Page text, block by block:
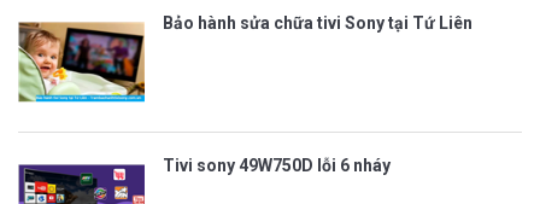
Bảo hành sửa chữa tivi Sony tại Tứ Liên
Tivi sony 49W750D lỗi 6 nháy